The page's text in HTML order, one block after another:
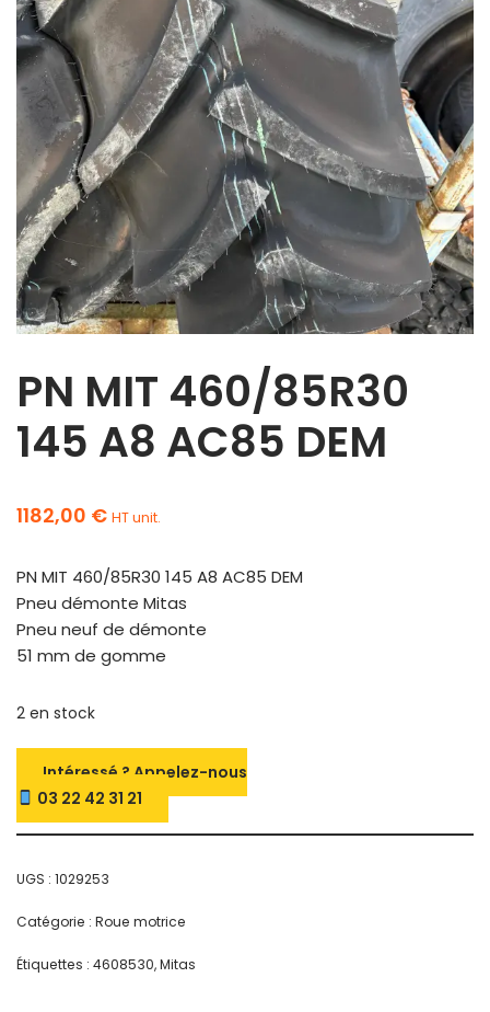
PN MIT 460/85R30
145 A8 AC85 DEM
1182,00 € HT unit.
PN MIT 460/85R30 145 A8 AC85 DEM
Pneu démonte Mitas
Pneu neuf de démonte
51 mm de gomme
2 en stock
Intéressé ? Appelez-nous
03 22 42 31 21
UGS : 1029253
Catégorie : Roue motrice
Étiquettes : 4608530,Mitas